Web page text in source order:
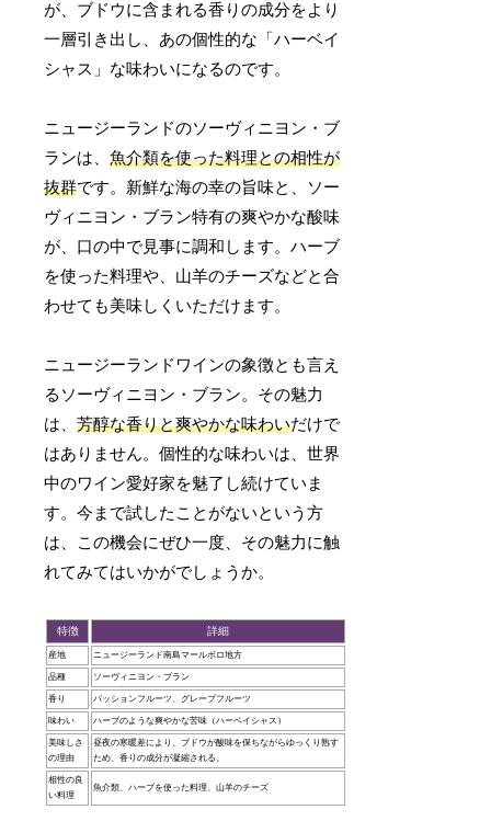
が、ブドウに含まれる香りの成分をより
一層引き出し、あの個性的な「ハーベイ
シャス」な味わいになるのです。
ニュージーランドのソーヴィニヨン・ブ
ランは、魚介類を使った料理との相性が
抜群です。新鮮な海の幸の旨味と、ソー
ヴィニヨン・ブラン特有の爽やかな酸味
が、口の中で見事に調和します。ハーブ
を使った料理や、山羊のチーズなどと合
わせても美味しくいただけます。
ニュージーランドワインの象徴とも言え
るソーヴィニヨン・ブラン。その魅力
は、芳醇な香りと爽やかな味わいだけで
はありません。個性的な味わいは、世界
中のワイン愛好家を魅了し続けていま
す。今まで試したことがないという方
は、この機会にぜひ一度、その魅力に触
れてみてはいかがでしょうか。
特徴 詳細
産地 ニュージーランド南島マールボロ地方
品種 ソーヴィニヨン・ブラン
香り パッションフルーツ、グレープフルーツ
味わい ハーブのような爽やかな苦味（ハーベイシャス）
美味しさ
の理由
昼夜の寒暖差により、ブドウが酸味を保ちながらゆっくり熟す
ため、香りの成分が凝縮される。
相性の良
い料理
魚介類、ハーブを使った料理、山羊のチーズ